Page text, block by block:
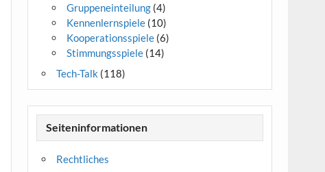
Gruppeneinteilung (4)
Kennenlernspiele (10)
Kooperationsspiele (6)
Stimmungsspiele (14)
Tech-Talk (118)
Seiteninformationen
Rechtliches